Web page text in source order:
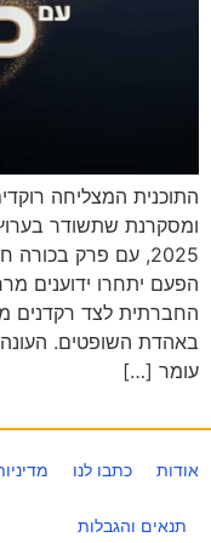
התוכנית המצליחה
2025, עם פרק
הפעם יתחרו ידוענים
החברתית לצד רקדנים
באהדת השופטים.
עומר […]
אודות כתבו לנו
תנאים והגבלות